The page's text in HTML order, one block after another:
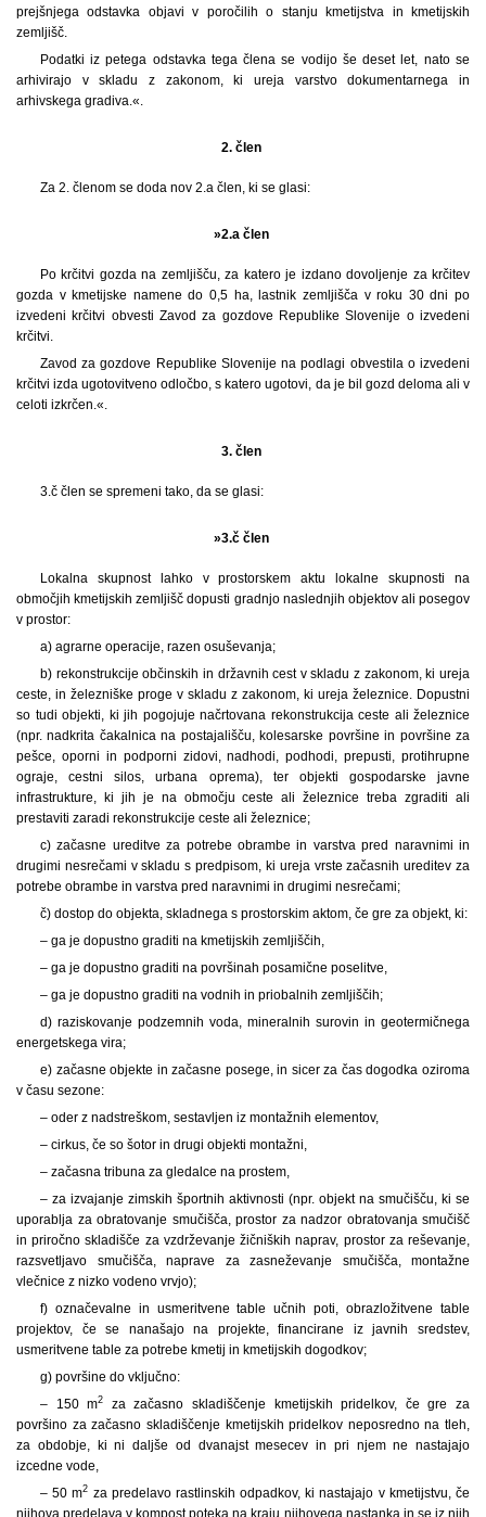
prejšnjega odstavka objavi v poročilih o stanju kmetijstva in kmetijskih
zemljišč.
Podatki iz petega odstavka tega člena se vodijo še deset let, nato se
arhivirajo v skladu z zakonom, ki ureja varstvo dokumentarnega in
arhivskega gradiva.«.
2. člen
Za 2. členom se doda nov 2.a člen, ki se glasi:
»2.a člen
Po krčitvi gozda na zemljišču, za katero je izdano dovoljenje za krčitev
gozda v kmetijske namene do 0,5 ha, lastnik zemljišča v roku 30 dni po
izvedeni krčitvi obvesti Zavod za gozdove Republike Slovenije o izvedeni
krčitvi.
Zavod za gozdove Republike Slovenije na podlagi obvestila o izvedeni
krčitvi izda ugotovitveno odločbo, s katero ugotovi, da je bil gozd deloma ali v
celoti izkrčen.«.
3. člen
3.č člen se spremeni tako, da se glasi:
»3.č člen
Lokalna skupnost lahko v prostorskem aktu lokalne skupnosti na
območjih kmetijskih zemljišč dopusti gradnjo naslednjih objektov ali posegov
v prostor:
a) agrarne operacije, razen osuševanja;
b) rekonstrukcije občinskih in državnih cest v skladu z zakonom, ki ureja
ceste, in železniške proge v skladu z zakonom, ki ureja železnice. Dopustni
so tudi objekti, ki jih pogojuje načrtovana rekonstrukcija ceste ali železnice
(npr. nadkrita čakalnica na postajališču, kolesarske površine in površine za
pešce, oporni in podporni zidovi, nadhodi, podhodi, prepusti, protihrupne
ograje, cestni silos, urbana oprema), ter objekti gospodarske javne
infrastrukture, ki jih je na območju ceste ali železnice treba zgraditi ali
prestaviti zaradi rekonstrukcije ceste ali železnice;
c) začasne ureditve za potrebe obrambe in varstva pred naravnimi in
drugimi nesrečami v skladu s predpisom, ki ureja vrste začasnih ureditev za
potrebe obrambe in varstva pred naravnimi in drugimi nesrečami;
č) dostop do objekta, skladnega s prostorskim aktom, če gre za objekt, ki:
– ga je dopustno graditi na kmetijskih zemljiščih,
– ga je dopustno graditi na površinah posamične poselitve,
– ga je dopustno graditi na vodnih in priobalnih zemljiščih;
d) raziskovanje podzemnih voda, mineralnih surovin in geotermičnega
energetskega vira;
e) začasne objekte in začasne posege, in sicer za čas dogodka oziroma
v času sezone:
– oder z nadstreškom, sestavljen iz montažnih elementov,
– cirkus, če so šotor in drugi objekti montažni,
– začasna tribuna za gledalce na prostem,
– za izvajanje zimskih športnih aktivnosti (npr. objekt na smučišču, ki se
uporablja za obratovanje smučišča, prostor za nadzor obratovanja smučišč
in priročno skladišče za vzdrževanje žičniških naprav, prostor za reševanje,
razsvetljavo smučišča, naprave za zasneževanje smučišča, montažne
vlečnice z nizko vodeno vrvjo);
f) označevalne in usmeritvene table učnih poti, obrazložitvene table
projektov, če se nanašajo na projekte, financirane iz javnih sredstev,
usmeritvene table za potrebe kmetij in kmetijskih dogodkov;
g) površine do vključno:
– 150 m2
za začasno skladiščenje kmetijskih pridelkov, če gre za
površino za začasno skladiščenje kmetijskih pridelkov neposredno na tleh,
za obdobje, ki ni daljše od dvanajst mesecev in pri njem ne nastajajo
izcedne vode,
– 50 m2 za predelavo rastlinskih odpadkov, ki nastajajo v kmetijstvu, če
njihova predelava v kompost poteka na kraju njihovega nastanka in se iz njih